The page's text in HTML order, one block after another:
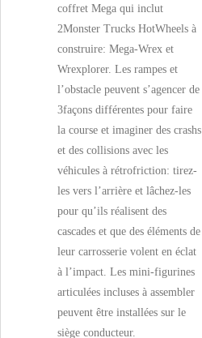
coffret Mega qui inclut
2Monster Trucks HotWheels à
construire: Mega-Wrex et
Wrexplorer. Les rampes et
l’obstacle peuvent s’agencer de
3façons différentes pour faire
la course et imaginer des crashs
et des collisions avec les
véhicules à rétrofriction: tirez-
les vers l’arrière et lâchez-les
pour qu’ils réalisent des
cascades et que des éléments de
leur carrosserie volent en éclat
à l’impact. Les mini-figurines
articulées incluses à assembler
peuvent être installées sur le
siège conducteur.